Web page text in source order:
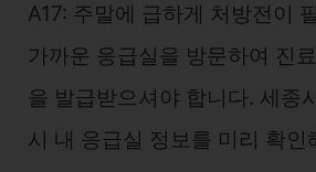
A17: 주말에 급하게 처방전이
가까운 응급실을 방문하여 진
을 발급받으셔야 합니다. 세종
시 내 응급실 정보를 미리 확인